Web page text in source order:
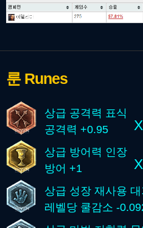
룬 Runes
상급 공격력 표식
공격력 +0.95
상급 방어력 인장
방어 +1
상급 성장 재사용
레벨당 쿨감소 -